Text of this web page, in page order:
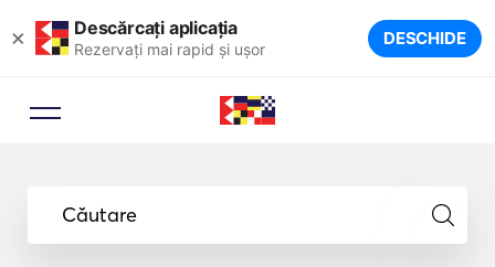
× Descărcați aplicația
Rezervați mai rapid și ușor DESCHIDE
Căutare